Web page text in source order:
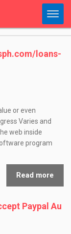
loans-
or even
Varies and
web inside
program
Read more
Paypal Au